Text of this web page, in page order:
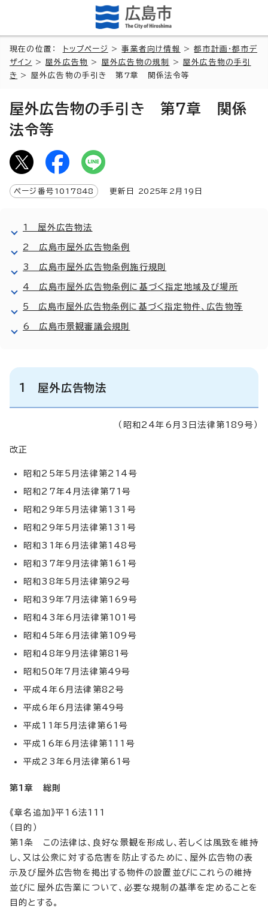
現在の位置： トップページ >事業者向け情報 >都市計画・都市デ
ザイン
> 屋外広告物 > 屋外広告物の規制 >
屋外広告物の手引
き > 屋外広告物の手引き 第7章 関係法令等
屋外広告物の手引き 第7章 関係
法令等
ページ番号 1017848 更新日 2025年2月 19 日
1 屋外広告物法
2 広島市屋外広告物条例
3 広島市屋外広告物条例施行規則
4 広島市屋外広告物条例に基づく指定地域及び場所
5 広島市屋外広告物条例に基づく指定物件、広告物等
6 広島市景観審議会規則
1 屋外広告物法
（昭和24年6月3日法律第189号）
改正
昭和25年5月法律第214号
昭和27年4月法律第71号
昭和29年5月法律第131号
昭和29年5月法律第131号
昭和31年6月法律第148号
昭和37年9月法律第161号
昭和38年5月法律第92号
昭和39年7月法律第169号
昭和43年6月法律第101号
昭和45年6月法律第109号
昭和48年9月法律第81号
昭和50年7月法律第49号
平成4年6月法律第82号
平成6年6月法律第49号
平成11年5月法律第61号
平成16年6月法律第111号
平成23年6月法律第61号
第1章 総則
《章名追加》平16法111
（目的）
第1条 この法律は、良好な景観を形成し、若しくは風致を維持
し、又は公衆に対する危害を防止するために、屋外広告物の表
示及び屋外広告物を掲出する物件の設置並びにこれらの維持
並びに屋外広告業について、必要な規制の基準を定めることを
目的とする。